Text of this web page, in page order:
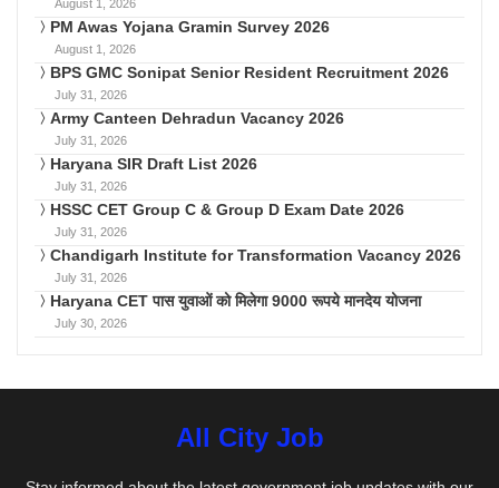
August 1, 2026
PM Awas Yojana Gramin Survey 2026
August 1, 2026
BPS GMC Sonipat Senior Resident Recruitment 2026
July 31, 2026
Army Canteen Dehradun Vacancy 2026
July 31, 2026
Haryana SIR Draft List 2026
July 31, 2026
HSSC CET Group C & Group D Exam Date 2026
July 31, 2026
Chandigarh Institute for Transformation Vacancy 2026
July 31, 2026
Haryana CET पास युवाओं को मिलेगा 9000 रूपये मानदेय योजना
July 30, 2026
All City Job